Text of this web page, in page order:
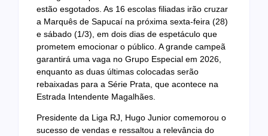
estão esgotados. As 16 escolas filiadas irão cruzar
a Marquês de Sapucaí na próxima sexta-feira (28)
e sábado (1/3), em dois dias de espetáculo que
prometem emocionar o público. A grande campeã
garantirá uma vaga no Grupo Especial em 2026,
enquanto as duas últimas colocadas serão
rebaixadas para a Série Prata, que acontece na
Estrada Intendente Magalhães.
Presidente da Liga RJ, Hugo Junior comemorou o
sucesso de vendas e ressaltou a relevância do